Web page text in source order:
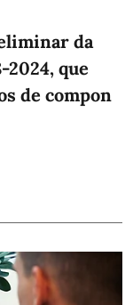
da
2024, que
de compon